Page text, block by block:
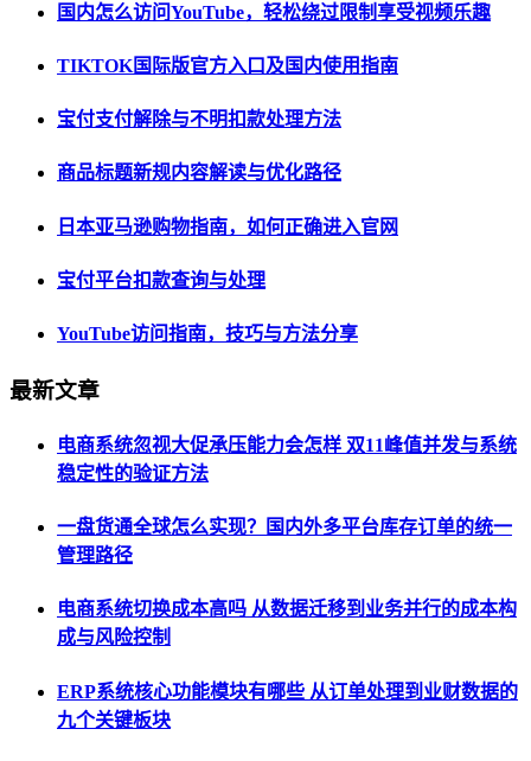
国内怎么访问YouTube，轻松绕过限制享受视频乐趣
TIKTOK国际版官方入口及国内使用指南
宝付支付解除与不明扣款处理方法
商品标题新规内容解读与优化路径
日本亚马逊购物指南，如何正确进入官网
宝付平台扣款查询与处理
YouTube访问指南，技巧与方法分享
最新文章
电商系统忽视大促承压能力会怎样 双11峰值并发与系统
稳定性的验证方法
一盘货通全球怎么实现？国内外多平台库存订单的统一
管理路径
电商系统切换成本高吗 从数据迁移到业务并行的成本构
成与风险控制
ERP系统核心功能模块有哪些 从订单处理到业财数据的
九个关键板块